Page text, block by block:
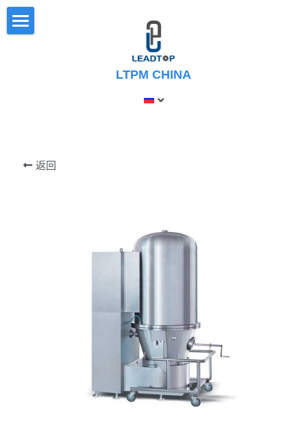
LTPM CHINA
Однопуансонный таблеточный прес
АВТОМАТИЧЕСКАЯ МАШИНА ДЛЯ
ПОЛУАВТОМАТИЧЕСКИЙ
НАПОЛНИТЕЛЬ
АВТОМАТИЧЕСКАЯ ЛИНИЯ
ГРАНУЛЯЦИИ
МАШИНА ДЛЯ КАПСУЛИРОВАНИЯ
О НАС
English
СВЯЗАТЬСЯ С НАМИ
返回
博客分类